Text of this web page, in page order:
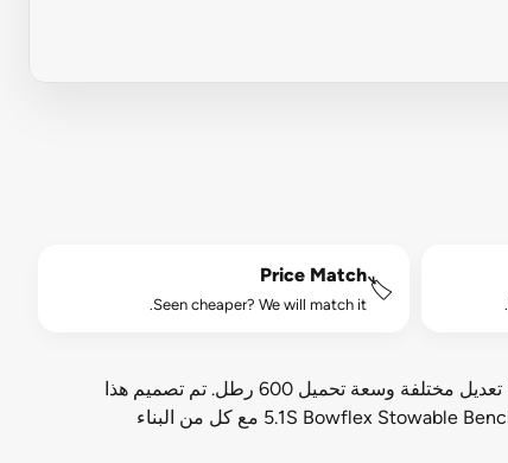
🏷️
Price Match
Seen cheaper? We will match it.
نقدم الجزء العلوي من خط Bowflex 5.1S Stowable Bench. تم تصميم 5.1S للحصول على أفضل تنوع في التمرين ، ويتميز بـ 6 زوايا تعديل مختلفة وسعة تحميل 600 رطل. تم تصميم هذا
التصميم الفولاذي ذو الجودة العالية والتجارية ليتم تخزينه عموديًا ، مما يقلل من بصمته بأكثر من 50٪ عند عدم استخدامه. تم تصميم 5.1S Bowflex Stowable Bench مع كل من البناء